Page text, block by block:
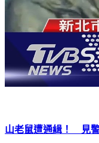
山老鼠遭通緝！ 見